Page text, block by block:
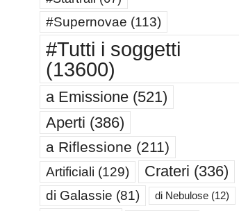
#Supernovae (113)
#Tutti i soggetti
(13600)
a Emissione(521)
Aperti (386)
a Riflessione (211)
Artificiali (129) Crateri (336)
di Galassie (81) di Nebulose(12)